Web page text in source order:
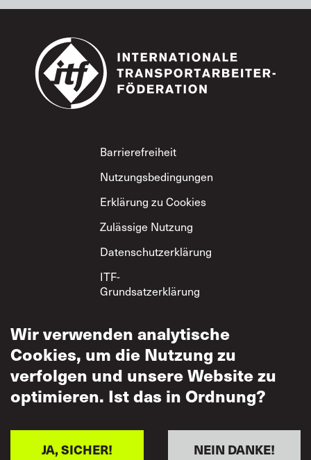
Footer
Barrierefreiheit
Nutzungsbedingungen
Erklärung zu Cookies
Zulässige Nutzung
Datenschutzerklärung
ITF-
Grundsatzerklärung
Wir verwenden analytische
Cookies, um die Nutzung zu
verfolgen und unsere Website zu
optimieren. Ist das in Ordnung?
NEIN DANKE!
JA, SICHER!